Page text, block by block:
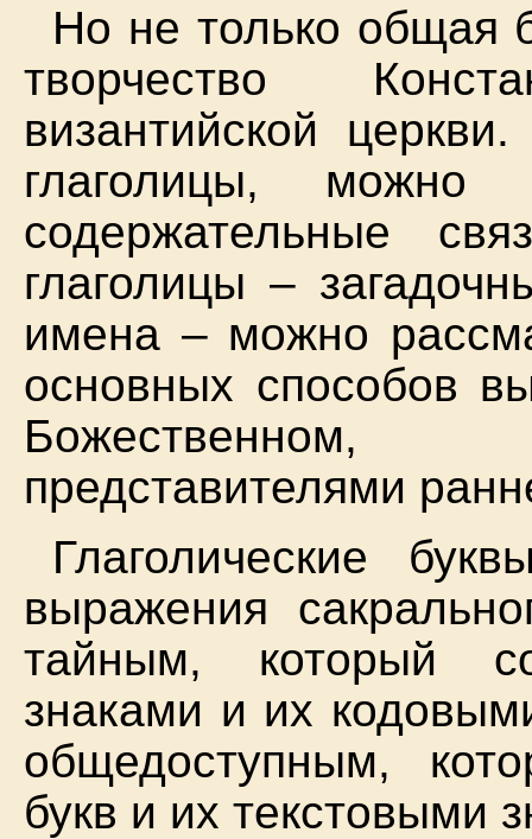
Но не только общая
творчество
византийской
глаголицы, можно
содержательные
глаголицы –
имена – можно
основных способов
Божественном,
представителями
Глаголические
выражения
тайным, который
знаками и их
общедоступным,
букв и их текстовыми